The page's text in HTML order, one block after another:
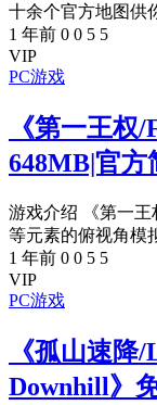
十余个官方地图供
1 年前 0 0 5 5
VIP
PC游戏
《第一王权
648MB|官方
游戏介绍 《第一
等元素的俯视角模
1 年前 0 0 5 5
VIP
PC游戏
《孤山速降
Downhill》